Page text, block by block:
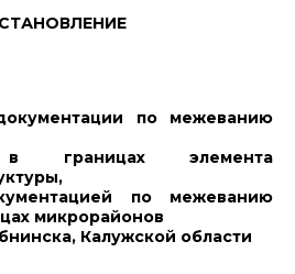
по межеванию
в границах элемента
по межеванию
микрорайонов
Калужской области